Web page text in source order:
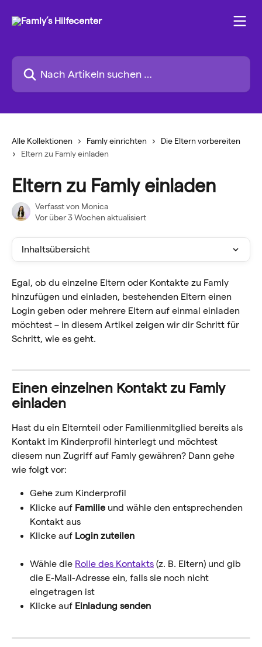
Nach Artikeln suchen …
Alle Kollektionen Famly einrichten
Die Eltern vorbereiten
Eltern zu Famly einladen
Eltern zu Famly einladen
Verfasst von Monica
Vor über 3 Wochen aktualisiert
Inhaltsübersicht
Egal, ob du einzelne Eltern oder Kontakte zu Famly
hinzufügen und einladen, bestehenden Eltern einen
Login geben oder mehrere Eltern auf einmal einladen
möchtest – in diesem Artikel zeigen wir dir Schritt für
Schritt, wie es geht.
Einen einzelnen Kontakt zu Famly
einladen
Hast du ein Elternteil oder Familienmitglied bereits als
Kontakt im Kinderprofil hinterlegt und möchtest
diesem nun Zugriff auf Famly gewähren? Dann gehe
wie folgt vor:
Gehe zum Kinderprofil
Klicke auf Familie und wähle den entsprechenden
Kontakt aus
Klicke auf Login zuteilen
Wähle die Rolle des Kontakts (z. B. Eltern) und gib
die E-Mail-Adresse ein, falls sie noch nicht
eingetragen ist
Klicke auf Einladung senden